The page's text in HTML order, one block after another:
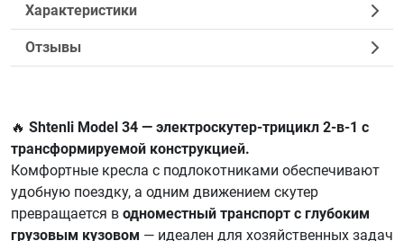
Характеристики
Отзывы
🔥 Shtenli Model 34 — электроскутер-трицикл 2-в-1 с
трансформируемой конструкцией.
Комфортные кресла с подлокотниками обеспечивают
удобную поездку, а одним движением скутер
превращается в одноместный транспорт с глубоким
грузовым кузовом — идеален для хозяйственных задач